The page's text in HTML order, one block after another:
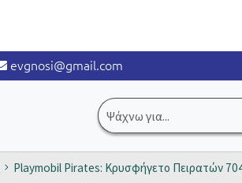
evgnosi@gmail.com
Αναζήτηση
για:
Playmobil Pirates: Κρυσφήγετο Πειρατών